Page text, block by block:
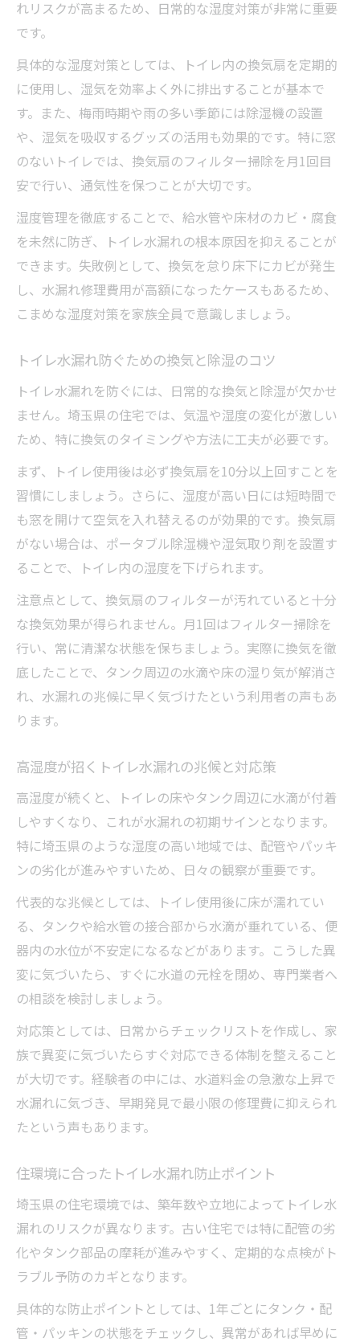
配管老朽化がもたらすトイレ水漏れ原因と
対策
築年数が影響するトイレ水漏れの注意点
トイレ水漏れ防ぐ配管点検の重要ポイント
見逃しがちな配管劣化によるトイレ水漏れ
リスク
トイレ水漏れを防ぐ配管メンテナンスの実
践法
埼玉の住環境特有トイレ水漏れ防止ポイント
埼玉特有の気候に合わせたトイレ水漏れ対
策
埼玉住環境で役立つトイレ水漏れ予防習慣
気候特性を活かしたトイレ水漏れチェック
法
埼玉の湿気管理とトイレ水漏れ防止の工夫
防災意識で実践するトイレ水漏れの早期発見法
防災意識が高めるトイレ水漏れ初動対応
トイレ水漏れの早期発見に役立つ防災ポイ
ント
防ぐ
わかりやすい防災手順でトイレ水漏れ予防
防災ブック参考にトイレ水漏れ対策を強化
家族みんなで守るトイレ水漏れ予防の新習慣
みんなで実践トイレ水漏れ予防ルールの作
り方
トイレ水漏れ防ぐための家族協力ポイント
チェックリスト活用しトイレ水漏れを家族
管理
日常会話で伝えるトイレ水漏れ注意喚起の
工夫
れリスクが高まるため、日常的な湿度対策が非常に重要
です。
具体的な湿度対策としては、トイレ内の換気扇を定期的
に使用し、湿気を効率よく外に排出することが基本で
す。また、梅雨時期や雨の多い季節には除湿機の設置
や、湿気を吸収するグッズの活用も効果的です。特に窓
のないトイレでは、換気扇のフィルター掃除を月1回目
安で行い、通気性を保つことが大切です。
湿度管理を徹底することで、給水管や床材のカビ・腐食
を未然に防ぎ、トイレ水漏れの根本原因を抑えることが
できます。失敗例として、換気を怠り床下にカビが発生
し、水漏れ修理費用が高額になったケースもあるため、
こまめな湿度対策を家族全員で意識しましょう。
トイレ水漏れ防ぐための換気と除湿のコツ
トイレ水漏れを防ぐには、日常的な換気と除湿が欠かせ
ません。埼玉県の住宅では、気温や湿度の変化が激しい
ため、特に換気のタイミングや方法に工夫が必要です。
まず、トイレ使用後は必ず換気扇を10分以上回すことを
習慣にしましょう。さらに、湿度が高い日には短時間で
も窓を開けて空気を入れ替えるのが効果的です。換気扇
がない場合は、ポータブル除湿機や湿気取り剤を設置す
ることで、トイレ内の湿度を下げられます。
注意点として、換気扇のフィルターが汚れていると十分
な換気効果が得られません。月1回はフィルター掃除を
行い、常に清潔な状態を保ちましょう。実際に換気を徹
底したことで、タンク周辺の水滴や床の湿り気が解消さ
れ、水漏れの兆候に早く気づけたという利用者の声もあ
ります。
高湿度が招くトイレ水漏れの兆候と対応策
高湿度が続くと、トイレの床やタンク周辺に水滴が付着
しやすくなり、これが水漏れの初期サインとなります。
特に埼玉県のような湿度の高い地域では、配管やパッキ
ンの劣化が進みやすいため、日々の観察が重要です。
代表的な兆候としては、トイレ使用後に床が濡れてい
る、タンクや給水管の接合部から水滴が垂れている、便
器内の水位が不安定になるなどがあります。こうした異
変に気づいたら、すぐに水道の元栓を閉め、専門業者へ
の相談を検討しましょう。
対応策としては、日常からチェックリストを作成し、家
族で異変に気づいたらすぐ対応できる体制を整えること
が大切です。経験者の中には、水道料金の急激な上昇で
水漏れに気づき、早期発見で最小限の修理費に抑えられ
たという声もあります。
住環境に合ったトイレ水漏れ防止ポイント
埼玉県の住宅環境では、築年数や立地によってトイレ水
漏れのリスクが異なります。古い住宅では特に配管の劣
化やタンク部品の摩耗が進みやすく、定期的な点検がト
ラブル予防のカギとなります。
具体的な防止ポイントとしては、1年ごとにタンク・配
管・パッキンの状態をチェックし、異常があれば早めに